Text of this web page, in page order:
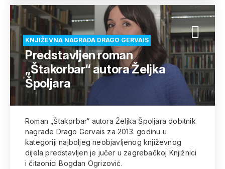
KNJIŽEVNA NAGRADA DRAGO GERVAIS
Predstavljen roman
„Štakorbar“ autora Željka
Špoljara
Roman „Štakorbar“ autora Željka Špoljara dobitnik
nagrade Drago Gervais za 2013. godinu u
kategoriji najboljeg neobjavljenog književnog
dijela predstavljen je jučer u zagrebačkoj Knjižnici
i čitaonici Bogdan Ogrizović.